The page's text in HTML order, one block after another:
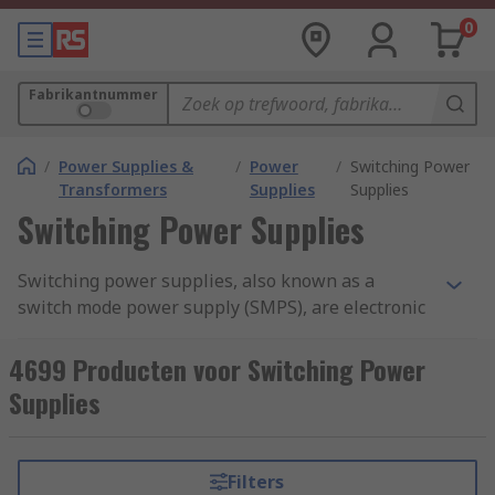
0
Fabrikantnummer
/ Power Supplies &
Transformers
/ Power
Supplies
/ Switching Power
Supplies
Switching Power Supplies
Switching power supplies, also known as a
switch mode power supply (SMPS), are electronic
power conversion from one voltage level to
another. They are widely used in a variety of
electronic devices, including computers,
and more.Switching power supplies offer several
4699 Producten voor Switching Power
Supplies
Filters